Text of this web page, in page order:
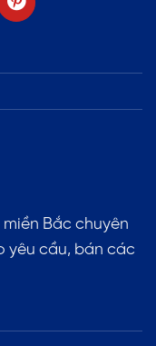
Bắc chuyên
yêu cầu, bán các